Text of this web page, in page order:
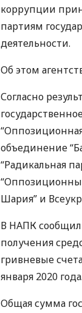
коррупции
партиям
деятельности.
Об этом
Согласно
объединение
“Радикальная
Шария” и
В НАПК
получения
гривневые
января 2020 года.
Общая сумма